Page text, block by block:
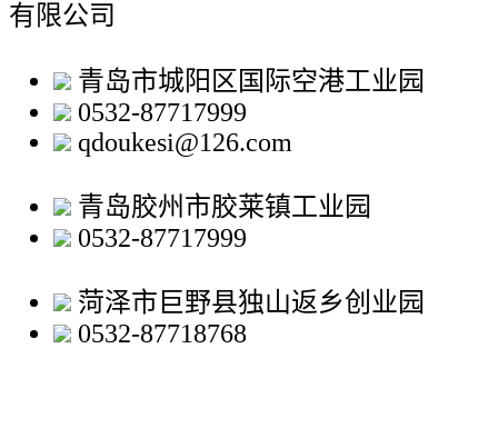
有限公司
青岛市城阳区国际空港工业园
0532-87717999
qdoukesi@126.com
青岛胶州市胶莱镇工业园
0532-87717999
菏泽市巨野县独山返乡创业园
0532-87718768